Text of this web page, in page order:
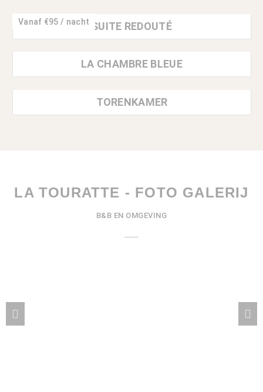
Vanaf €95 / nacht SUITE REDOUTÉ
LA CHAMBRE BLEUE
TORENKAMER
LA TOURATTE - FOTO GALERIJ
B&B EN OMGEVING